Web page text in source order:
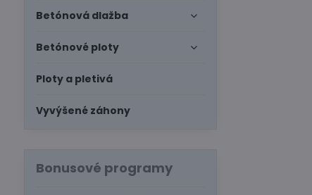
Betónová dlažba
Betónové ploty
Ploty a pletivá
Vyvýšené záhony
Bonusové programy